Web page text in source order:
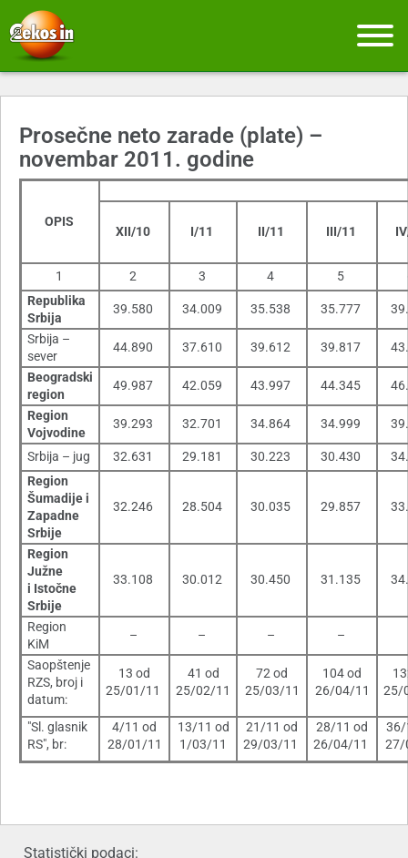
Prosečne neto zarade (plate) –
novembar 2011. godine
OPIS
XII/10 I/11 II/11 III/11
1 2 3 4 5
Republika
Srbija
39.580 34.009 35.538 35.777
Srbija –
sever
44.890 37.610 39.612 39.817
Beogradski
region
49.987 42.059 43.997 44.345
Region
Vojvodine
39.293 32.701 34.864 34.999
Srbija – jug 32.631 29.181 30.223 30.430
Region
Šumadije i
Zapadne
Srbije
32.246 28.504 30.035 29.857
Region
Južne
i Istočne
Srbije
33.108 30.012 30.450 31.135
Region
KiM
– – – –
Saopštenje
RZS, broj i
datum:
13 od
25/01/11
41 od
25/02/11
72 od
25/03/11
104 od
26/04/11
25/
"Sl. glasnik
RS", br:
4/11 od
28/01/11
13/11 od
1/03/11
21/11 od
29/03/11
28/11 od
26/04/11
36/
27/
Statistički podaci: